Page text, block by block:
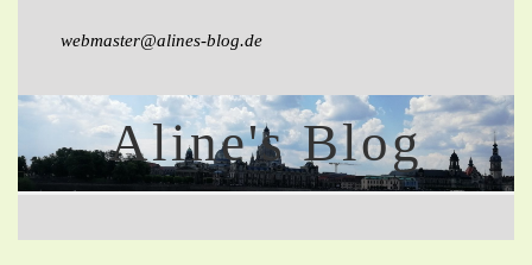
webmaster@alines-blog.de
Aline's Blog